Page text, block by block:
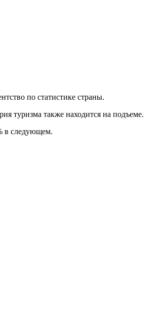
по статистике страны.
туризма также находится на подъеме.
в следующем.